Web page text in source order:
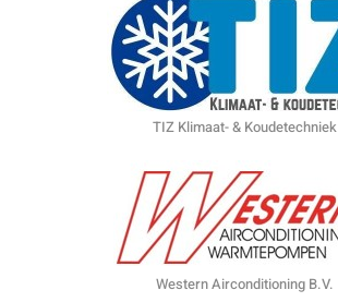
TIZ Klimaat- & Koudetechniek
Western Airconditioning B.V.